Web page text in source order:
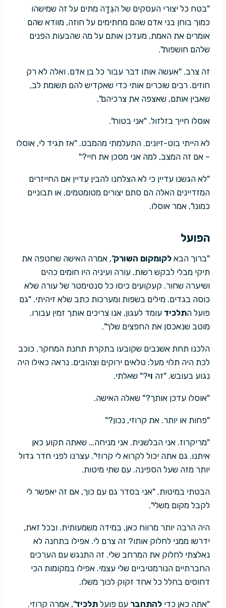
"בטח כל יצורי העסקים של הגֵּדָה מתים על זה שמישהו
כמוך בוחן בני אדם שהם מחתימים על חוזה, מוודא שהם
אומרים את האמת, מעדכן אותם על מה שהבעות הפנים
שלהם חושפות".
זה צרב. "אעשה אותו דבר עבור כל בן אדם. ואלה לא רק
חוזים. רבים שוכרים אותי כדי שאקדיש להם תשומת לב,
שאבין אותם, שאצפה את צרכיהם".
אוסלו חייך בזלזול. "אני בטוח".
לא הייתי בוט-זיונים. התעלמתי מהמבט. "אז תגיד לי, אוסלו
– אם זה המצב, למה אני מסכן את חיי?"
"לא הגשנו עדיין כי לא הצלחנו להבין עדיין אם החייזרים
המזדיינים האלה הם סתם יצורים מטומטמים, או תבוניים
כמונו", אמר אוסלו.
הפועל
"ברוך הבא לקומקום השורק", אמרה האישה שחטפה את
תיקי מבלי לבקש רשות. עורה ועיניה היו חומים כהים
ושיערה שחור. קעקועים כיסו כל סנטימטר של עורה שלא
כוסה בגדים. מילים בשפות ומערכות כתב שלא זיהיתי. "גם
פועל התלכיד עומד לעגון, אנו צריכים אותך זמין עבורו.
מוטב שנאכסן את החפצים שלך".
הלכנו תחת אשנבים שקובעו בתקרת תחנת המחקר. כוכב
לכת היה תלוי מעל: טלאים ירוקים וצהובים. נראה כאילו היה
נגוע בעובש. "זה וי?" שאלתי.
"אוסלו עדכן אותך?" שאלה האישה.
"פחות או יותר. את קרוזי, נכון?"
"מריקרוז. אני הבלשנית. אני מניחה… שאתה תקוע כאן
איתנו. גם אתה יכול לקרוא לי קרוזי". עצרנו לפני חדר גדול
יותר מזה שעל הספינה. עם שתי מיטות.
הבטתי במיטות. "אני בסדר גם עם כוך, אם זה יאפשר לי
לקבל מקום משלי".
היה הרבה יותר מרווח כאן, במידה משמעותית. ובכל זאת,
ידרשו ממני לחלוק אותו? זה צרם לי. אפילו בתחנה לא
נאלצתי לחלוק את המרחב שלי. זה התנגש עם הערכים
החברתיים הנורמטיביים שלי עצמי. אפילו במקומות הכי
דחוסים בחלל כל אחד זקוק לכוך משלו.
"אתה כאן כדי להתחבר עם פועל תלכיד", אמרה קרוזי.